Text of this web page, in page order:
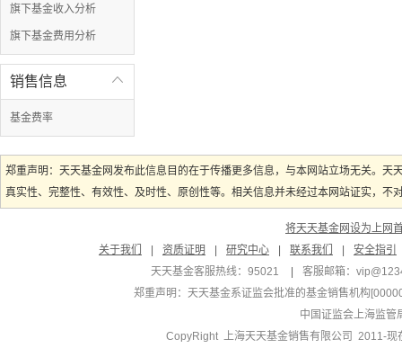
旗下基金收入分析
旗下基金费用分析

销售信息
基金费率
郑重声明：天天基金网发布此信息目的在于传播更多信息，与本网站立场无关。
真实性、完整性、有效性、及时性、原创性等。相关信息并未经过本网站证实，
将天天基金网设为上网
关于我们
资质证明 研究中心 联系我们
安全指引
天天基金客服热线：95021
客服邮箱：
郑重声明： 天天基金系证监会批准的基金销售机构
中国证监会上海监管
CopyRight 上海天天基金销售有限公司 2011-